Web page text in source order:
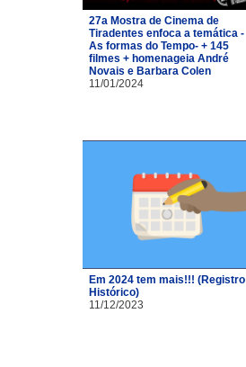
27a Mostra de Cinema de
Tiradentes enfoca a temática -
As formas do Tempo- + 145
filmes + homenageia André
Novais e Barbara Colen
11/01/2024
Em 2024 tem mais!!! (Registro
Histórico)
11/12/2023